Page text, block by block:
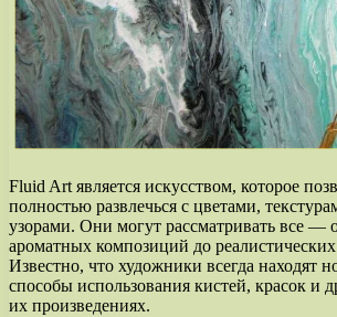
Fluid Art является искусством, которое
полностью развлечься с цветами,
узорами. Они могут рассматривать все —
ароматных композиций до
Известно, что художники всегда находят
способы использования кистей, красок и
их произведениях.